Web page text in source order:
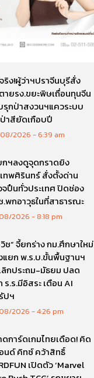
ริง!ผู้ว่าฯปราจีนบุรีสั่ง
ยรง.ขยะพิษเถื่อนทุนจีน
รุกป่าสงวนฯแควระบบ
ป่าสียัดเกือบปี
2026 6:39 am
กฯลงดูจุดกราดยิง
ทพศิรินทร์ สั่งตั้งด่าน
จปืนทั่วประเทศ ปิดช่อง
.พกอาวุธในที่สาธารณะ
2026 8:18 pm
ช” จี้ยกร่าง กม.ศึกษาใหม่
แยก พ.ร.บ.ขั้นพื้นฐานฯ
ลิกประถม-มัธยม ปลด
ร.ร.มีอิสระ เตือน AI
ปฯ
2026 4:26 pm
การ์ดเกมไทยเดือด! คิด
นด์ คิทซ์ คว้าสิทธิ์
เปิดตัว ‘Marvel